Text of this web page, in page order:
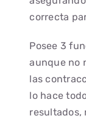
correcta
Posee 3
aunque no
las
lo hace
resultados,